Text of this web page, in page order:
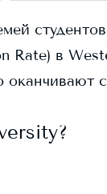
Rate) в
оканчивают
?